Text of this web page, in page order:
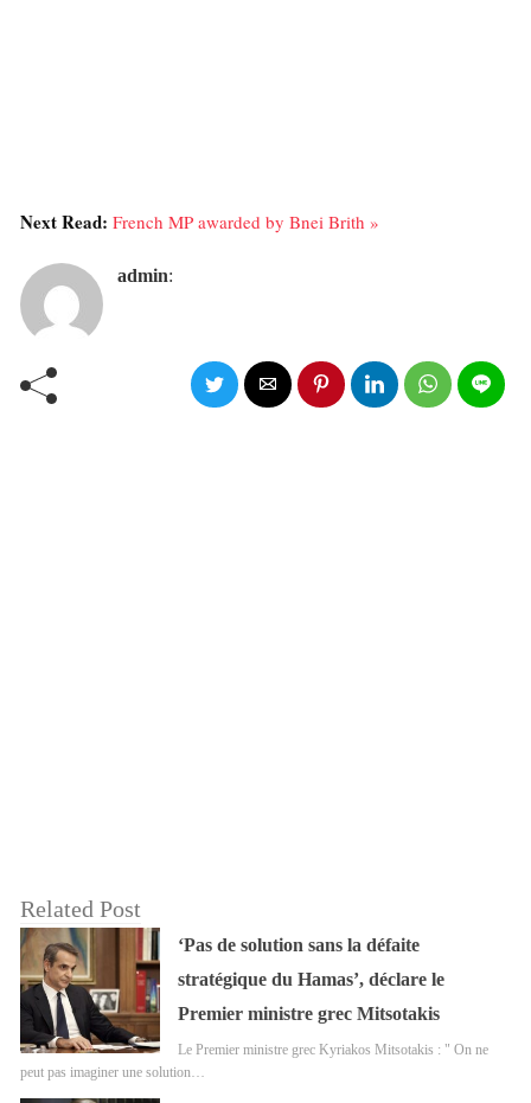
Next Read: French MP awarded by Bnei Brith »
admin:
Related Post
‘Pas de solution sans la défaite
stratégique du Hamas’, déclare le
Premier ministre grec Mitsotakis
Le Premier ministre grec Kyriakos Mitsotakis : " On ne
peut pas imaginer une solution…